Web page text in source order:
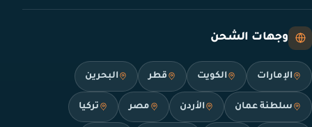
وجهات الشحن
الإمارات الكويت قطر البحرين
سلطنة عمان الأردن مصر تركيا